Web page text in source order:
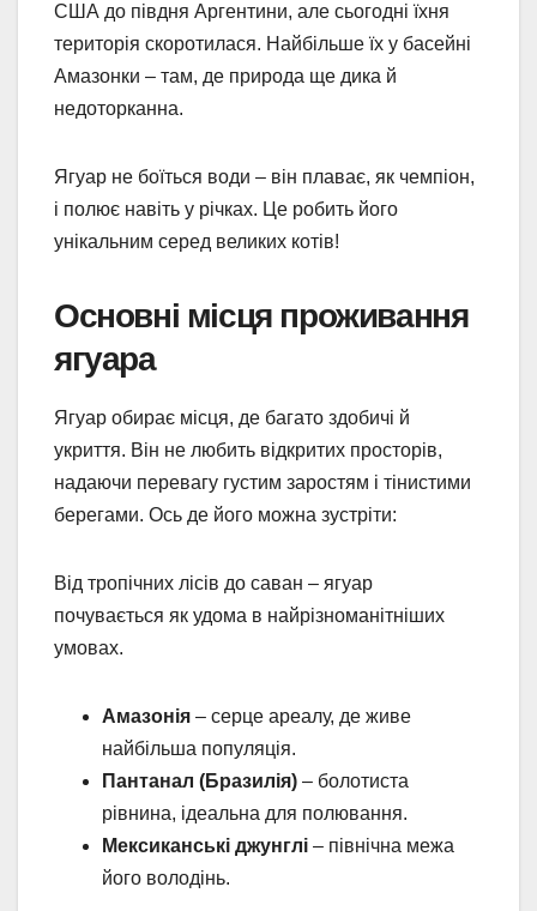
США до півдня Аргентини, але сьогодні їхня
територія скоротилася. Найбільше їх у басейні
Амазонки – там, де природа ще дика й
недоторканна.
Ягуар не боїться води – він плаває, як чемпіон,
і полює навіть у річках. Це робить його
унікальним серед великих котів!
Основні місця проживання
ягуара
Ягуар обирає місця, де багато здобичі й
укриття. Він не любить відкритих просторів,
надаючи перевагу густим заростям і тінистими
берегами. Ось де його можна зустріти:
Від тропічних лісів до саван – ягуар
почувається як удома в найрізноманітніших
умовах.
Амазонія – серце ареалу, де живе
найбільша популяція.
Пантанал (Бразилія) – болотиста
рівнина, ідеальна для полювання.
Мексиканські джунглі – північна межа
його володінь.